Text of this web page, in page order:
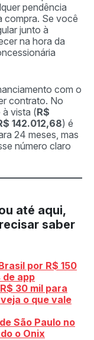
pendência
compra. Se você
junto à
na hora da
com o
contrato. No
à vista (R$
142.012,68) é
24 meses, mas
número claro
até aqui,
saber
por R$ 150
app
30 mil para
o que vale
São Paulo no
o Onix